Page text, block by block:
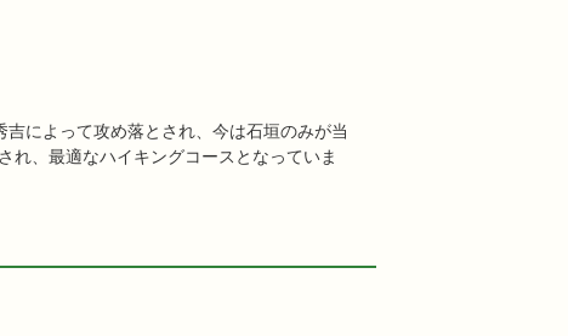
によって攻め落とされ、今は石垣のみが当
れ、最適なハイキングコースとなっていま